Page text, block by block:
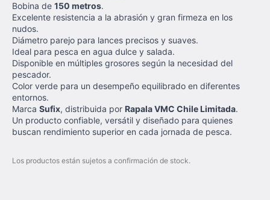
Bobina de 150 metros.
Excelente resistencia a la abrasión y gran firmeza en los
nudos.
Diámetro parejo para lances precisos y suaves.
Ideal para pesca en agua dulce y salada.
Disponible en múltiples grosores según la necesidad del
pescador.
Color verde para un desempeño equilibrado en diferentes
entornos.
Marca Sufix, distribuida por Rapala VMC Chile Limitada.
Un producto confiable, versátil y diseñado para quienes
buscan rendimiento superior en cada jornada de pesca.
Los productos están sujetos a confirmación de stock.